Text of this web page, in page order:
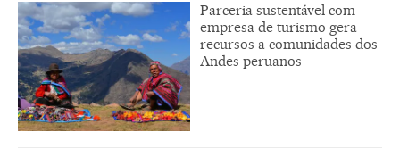
Parceria sustentável com
empresa de turismo gera
recursos a comunidades dos
Andes peruanos